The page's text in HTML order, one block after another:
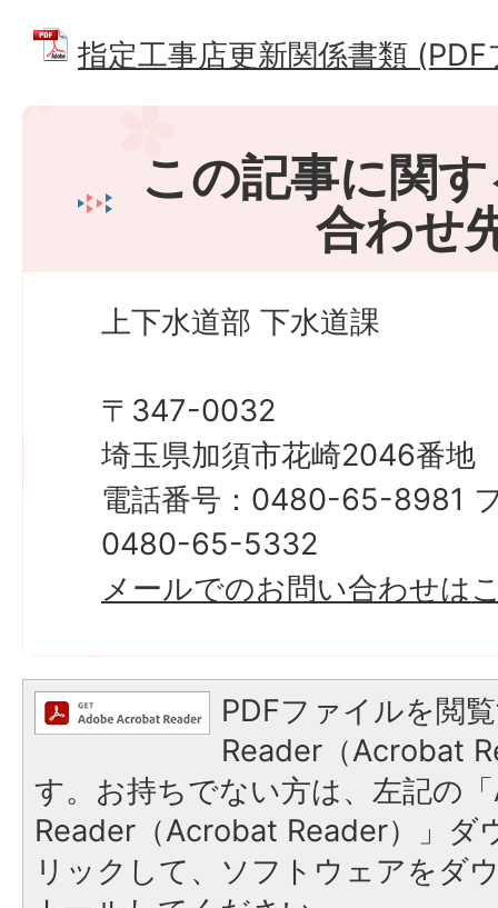
指定工事店更新関係書類
この記事に関
合わせ
上下水道部 下水道課
〒347-0032
埼玉県加須市花崎2046番地
電話番号：0480-65-8981
0480-65-5332
メールでのお問い合わせは
PDFファイルを閲
Reader（Acrobat
す。お持ちでない方は、左記の
Reader（Acrobat Reader）」ダ
リックして、ソフトウェアをダ